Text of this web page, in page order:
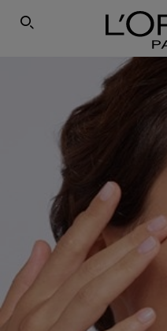
ΕΓΓΡΑΦΕΙΤΕ
SEARCH THIS SITE